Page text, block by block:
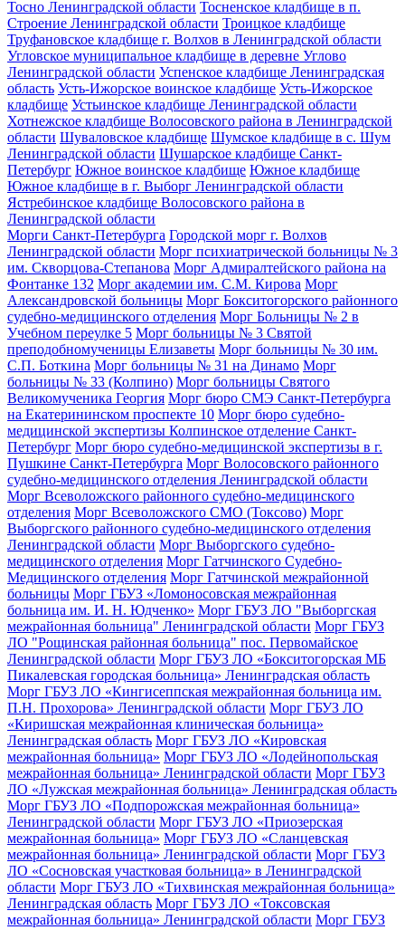
Тосно Ленинградской области Тосненское кладбище в п.
Строение Ленинградской области Троицкое кладбище
Труфановское кладбище г. Волхов в Ленинградской области
Угловское муниципальное кладбище в деревне Углово
Ленинградской области Успенское кладбище Ленинградская
область Усть-Ижорское воинское кладбище Усть-Ижорское
кладбище Устьинское кладбище Ленинградской области
Хотнежское кладбище Волосовского района в Ленинградской
области Шуваловское кладбище Шумское кладбище в с. Шум
Ленинградской области Шушарское кладбище Санкт-
Петербург Южное воинское кладбище Южное кладбище
Южное кладбище в г. Выборг Ленинградской области
Ястребинское кладбище Волосовского района в
Ленинградской области
Морги Санкт-Петербурга Городской морг г. Волхов
Ленинградской области Морг психиатрической больницы № 3
им. Скворцова-Степанова Морг Адмиралтейского района на
Фонтанке 132 Морг академии им. С.М. Кирова Морг
Александровской больницы Морг Бокситогорского районного
судебно-медицинского отделения Морг Больницы № 2 в
Учебном переулке 5 Морг больницы № 3 Святой
преподобномученицы Елизаветы Морг больницы № 30 им.
С.П. Боткина Морг больницы № 31 на Динамо Морг
больницы № 33 (Колпино) Морг больницы Святого
Великомученика Георгия Морг бюро СМЭ Санкт-Петербурга
на Екатерининском проспекте 10 Морг бюро судебно-
медицинской экспертизы Колпинское отделение Санкт-
Петербург Морг бюро судебно-медицинской экспертизы в г.
Пушкине Санкт-Петербурга Морг Волосовского районного
судебно-медицинского отделения Ленинградской области
Морг Всеволожского районного судебно-медицинского
отделения Морг Всеволожского СМО (Токсово) Морг
Выборгского районного судебно-медицинского отделения
Ленинградской области Морг Выборгского судебно-
медицинского отделения Морг Гатчинского Судебно-
Медицинского отделения Морг Гатчинской межрайонной
больницы Морг ГБУЗ «Ломоносовская межрайонная
больница им. И. Н. Юдченко» Морг ГБУЗ ЛО "Выборгская
межрайонная больница" Ленинградской области Морг ГБУЗ
ЛО "Рощинская районная больница" пос. Первомайское
Ленинградской области Морг ГБУЗ ЛО «Бокситогорская МБ
Пикалевская городская больница» Ленинградская область
Морг ГБУЗ ЛО «Кингисеппская межрайонная больница им.
П.Н. Прохорова» Ленинградской области Морг ГБУЗ ЛО
«Киришская межрайонная клиническая больница»
Ленинградская область Морг ГБУЗ ЛО «Кировская
межрайонная больница» Морг ГБУЗ ЛО «Лодейнопольская
межрайонная больница» Ленинградской области Морг ГБУЗ
ЛО «Лужская межрайонная больница» Ленинградская область
Морг ГБУЗ ЛО «Подпорожская межрайонная больница»
Ленинградской области Морг ГБУЗ ЛО «Приозерская
межрайонная больница» Морг ГБУЗ ЛО «Сланцевская
межрайонная больница» Ленинградской области Морг ГБУЗ
ЛО «Сосновская участковая больница» в Ленинградской
области Морг ГБУЗ ЛО «Тихвинская межрайонная больница»
Ленинградская область Морг ГБУЗ ЛО «Токсовская
межрайонная больница» Ленинградской области Морг ГБУЗ